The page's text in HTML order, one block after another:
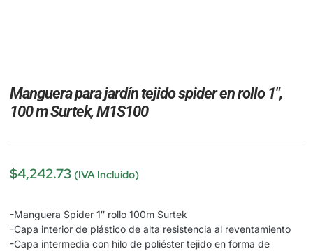
Manguera para jardín tejido spider en rollo 1″,
100 m Surtek, M1S100
$4,242.73 (IVA Incluido)
-Manguera Spider 1″ rollo 100m Surtek
-Capa interior de plástico de alta resistencia al reventamiento
-Capa intermedia con hilo de poliéster tejido en forma de